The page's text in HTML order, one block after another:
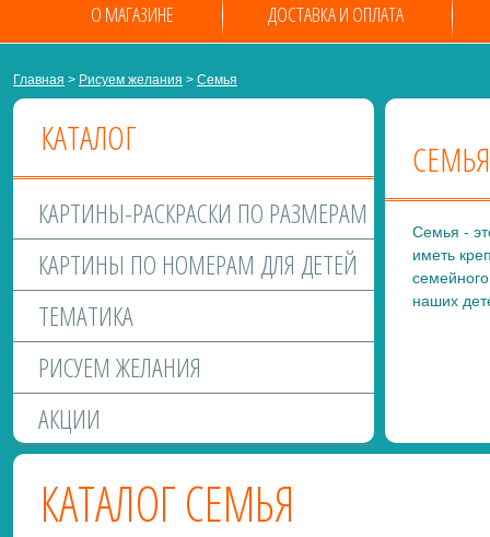
О МАГАЗИНЕ ДОСТАВКА И ОПЛАТА
Главная > Рисуем желания > Семья
КАТАЛОГ
КАРТИНЫ-РАСКРАСКИ ПО РАЗМЕРАМ
КАРТИНЫ ПО НОМЕРАМ ДЛЯ ДЕТЕЙ
ТЕМАТИКА
РИСУЕМ ЖЕЛАНИЯ
АКЦИИ
СЕМЬЯ
Семья -
иметь
наших
КАТАЛОГ СЕМЬЯ